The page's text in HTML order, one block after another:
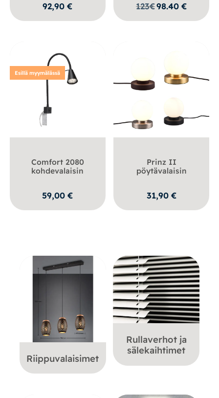
92,90€ 123€98.40€
Esillä myymälässä
Comfort 2080
kohdevalaisin
59,00€
Prinz II
pöytävalaisin
31,90 €
Riippuvalaisimet
Rullaverhot ja
sälekaihtimet